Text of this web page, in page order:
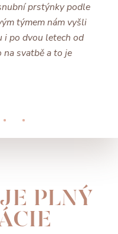
prstýnky podle
týmem nám vyšli
i po dvou letech od
svatbě a to je
PLNÝ